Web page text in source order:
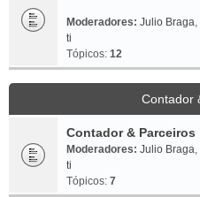
Moderadores: Julio Braga,
ti
Tópicos: 12
Contador
Contador & Parceiros
Moderadores: Julio Braga,
ti
Tópicos: 7